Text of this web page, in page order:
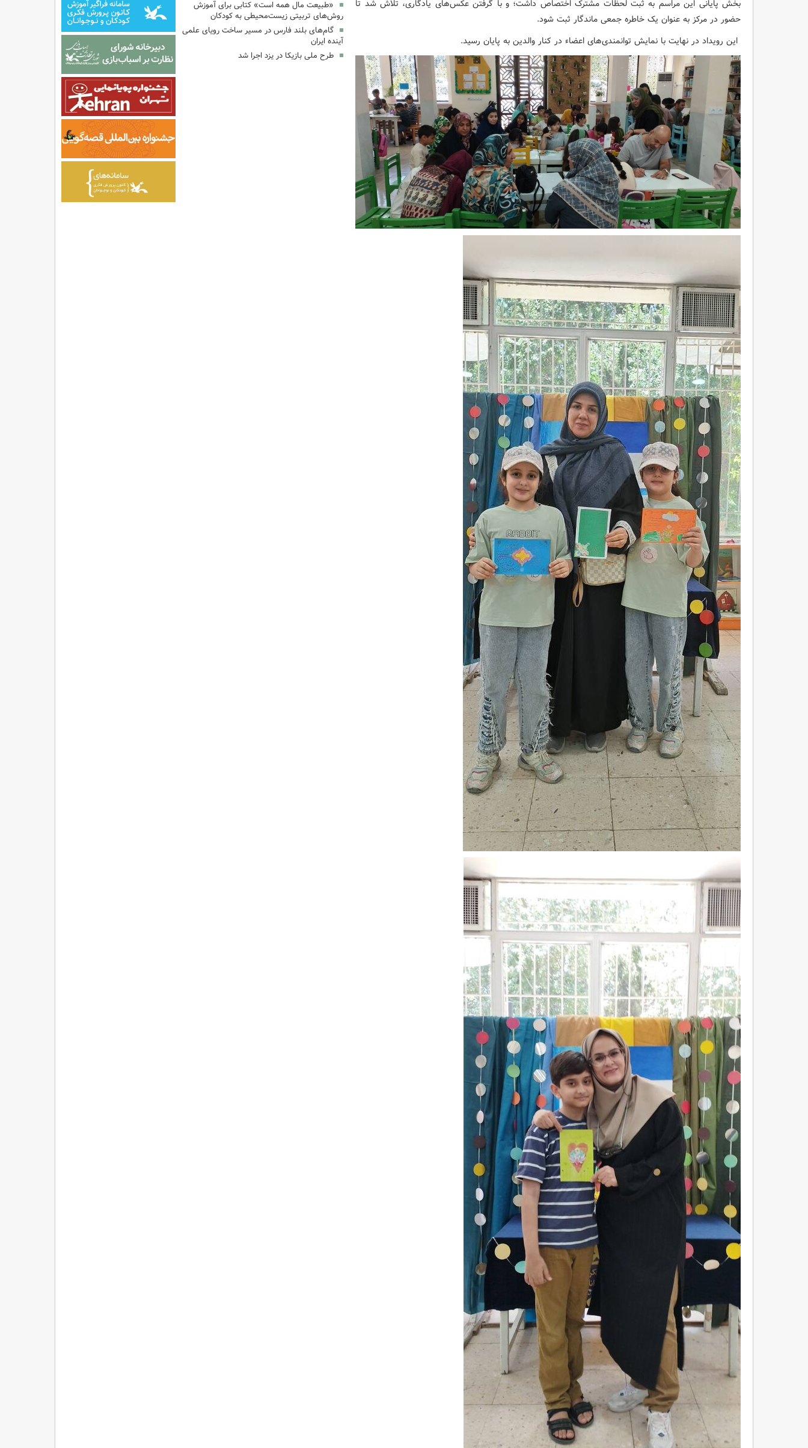
بخش پایانی این مراسم به ثبت لحظات مشترک اختصاص داشت؛ و با گرفتن عکس‌های یادگاری، تلاش شد تا
حضور در مرکز به عنوان یک خاطره جمعی ماندگار ثبت شود.
این رویداد در نهایت با نمایش توانمندی‌های اعضاء در کنار والدین به پایان رسید.
«طبیعت مال همه است» کتابی برای آموزش
روش‌های تربیتی زیست‌محیطی به کودکان
گام‌های بلند فارس در مسیر ساخت رویای علمی
آینده ایران
طرح ملی بازیکا در یزد اجرا شد